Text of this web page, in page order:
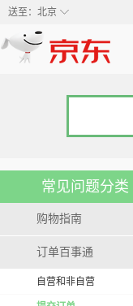
◇
送至： 北京
常见问题分类
购物指南
订单百事通
自营和非自营